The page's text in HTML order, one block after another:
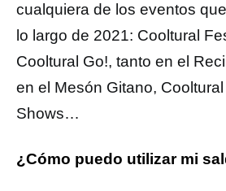
cualquiera de los eventos
lo largo de 2021: Cooltural
Cooltural Go!, tanto en el
en el Mesón Gitano,
Shows…
¿Cómo puedo utilizar mi